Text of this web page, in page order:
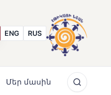
ENG RUS
Մեր մասին